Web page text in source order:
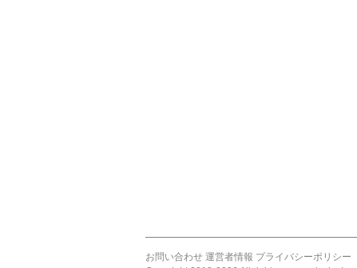
お問い合わせ 運営者情報 プライバシーポリシー